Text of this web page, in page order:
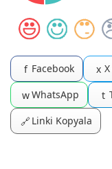
f Facebook x
wWhatsApp t
🔗Linki Kopyala